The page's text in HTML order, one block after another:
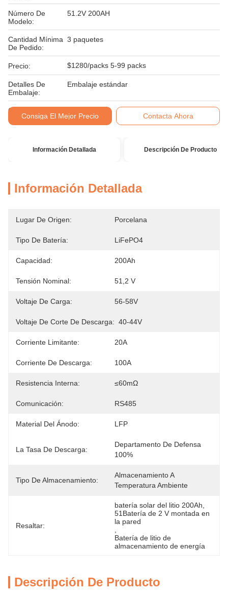
Número De
Modelo:
51.2V 200AH
Cantidad Mínima
De Pedido:
3 paquetes
Precio: $1280/packs 5-99 packs
Detalles De
Embalaje:
Embalaje estándar
Condiciones De
Pago:Consiga El Mejor Precio Contacta Ahora
Información Detallada Descripción De Producto
Información Detallada
Lugar De Origen: Porcelana
Tipo De Batería: LiFePO4
Capacidad: 200Ah
Tensión Nominal: 51,2 V
Voltaje De Carga: 56-58V
Voltaje De Corte De Descarga: 40-44V
Corriente Limitante: 20A
Corriente De Descarga: 100A
Resistencia Interna: ≤60mΩ
Comunicación: RS485
Material Del Ánodo: LFP
La Tasa De Descarga:
Departamento De Defensa
100%
Tipo De Almacenamiento:
Almacenamiento A
Temperatura Ambiente
Resaltar:
batería solar del litio 200Ah
51Batería de 2 V montada en
la pared
Batería de litio de
almacenamiento de energía
Descripción De Producto